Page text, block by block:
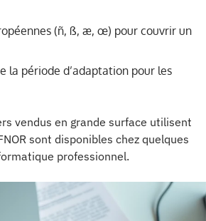
(ñ, ß, æ, œ) pour couvrir un
la période d’adaptation pour les
vendus en grande surface utilisent
sont disponibles chez quelques
professionnel.